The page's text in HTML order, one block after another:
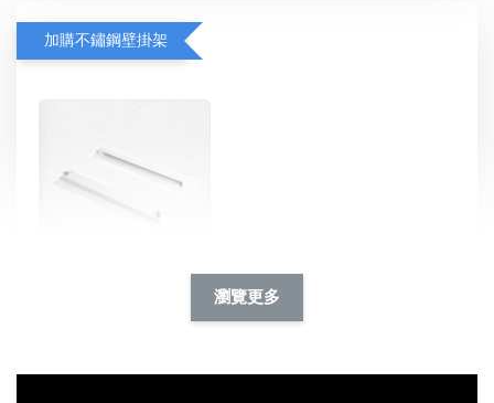
加購不鏽鋼壁掛架
NT$ 1,200
- +
瀏覽更多